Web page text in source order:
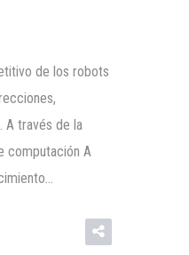
de los robots
A través de la
computación A